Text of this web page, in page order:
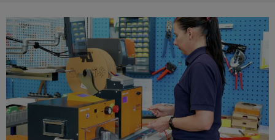
del
clima
nel
trasporto
ferroviario
Infrastrutture
degli
edifici
Soluzioni
servizi
industriali
easyConnect
Power
Plant
Controller
fulmini
e
sovratensioni
Combiner
box
per
il
SERVICES
per
l’IIoT
e
l’automazione